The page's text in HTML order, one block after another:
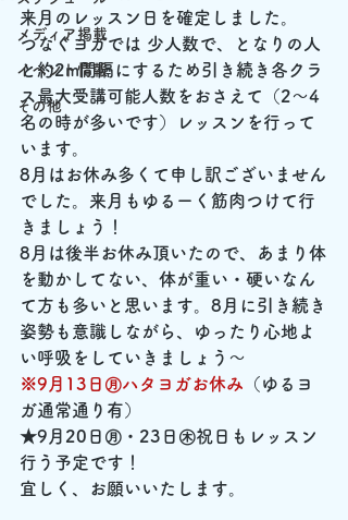
メディア掲載
イベント情報
その他
来月のレッスン日を確定しました。
つなぐヨガでは 少人数で、となりの人
と約2m間隔にするため引き続き各クラ
ス最大受講可能人数をおさえて（2～4
名の時が多いです）レッスンを行って
います。
8月はお休み多くて申し訳ございません
でした。来月もゆるーく筋肉つけて行
きましょう！
8月は後半お休み頂いたので、あまり体
を動かしてない、体が重い・硬いなん
て方も多いと思います。8月に引き続き
姿勢も意識しながら、ゆったり心地よ
い呼吸をしていきましょう～
※9月13日㊊ハタヨガお休み （ゆるヨ
ガ通常通り有）
★9月20日㊊・23日㊍祝日もレッスン
行う予定です！
宜しく、お願いいたします。